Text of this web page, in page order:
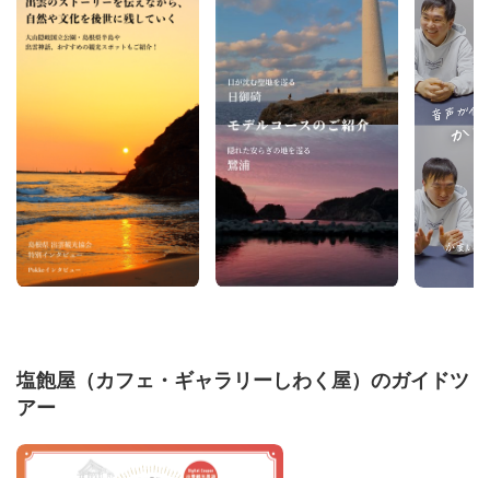
塩飽屋（カフェ・ギャラリーしわく屋）のガイドツ
アー